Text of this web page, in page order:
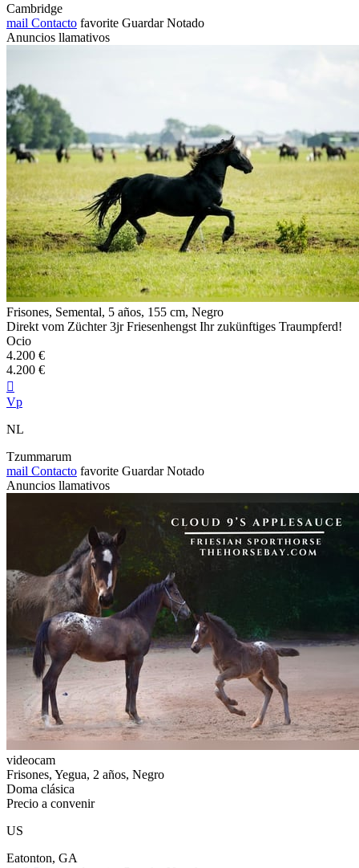
Cambridge
mail Contacto favorite Guardar Notado
Anuncios llamativos
Frisones, Semental, 5 años, 155 cm, Negro
Direkt vom Züchter 3jr Friesenhengst Ihr zukünftiges Traumpferd!
Ocio
4.200 €
4.200 €

Vp
NL
Tzummarum
mail Contacto favorite Guardar Notado
Anuncios llamativos
videocam
Frisones, Yegua, 2 años, Negro
Doma clásica
Precio a convenir
US
Eatonton, GA